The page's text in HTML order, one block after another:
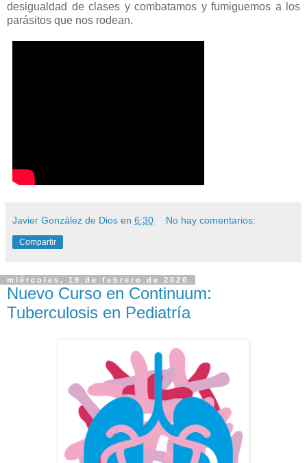
desigualdad de clases y combatamos y fumiguemos a los
parásitos que nos rodean.
Javier González de Dios en 6:30 No hay comentarios:
Compartir
miércoles, 19 de febrero de 2020
Nuevo Curso en Continuum:
Tuberculosis en Pediatría